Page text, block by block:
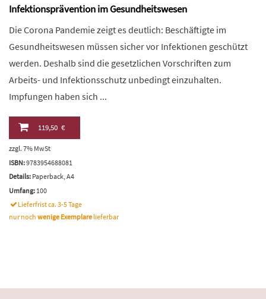
Infektionsprävention im Gesundheitswesen
Die Corona Pandemie zeigt es deutlich: Beschäftigte im
Gesundheitswesen müssen sicher vor Infektionen geschützt
werden. Deshalb sind die gesetzlichen Vorschriften zum
Arbeits- und Infektionsschutz unbedingt einzuhalten.
Impfungen haben sich ...
119,50 €
zzgl. 7% MwSt
ISBN:9783954688081
Details: Paperback, A4
Umfang: 100
Lieferfrist ca. 3-5 Tage
nur noch wenige Exemplare lieferbar